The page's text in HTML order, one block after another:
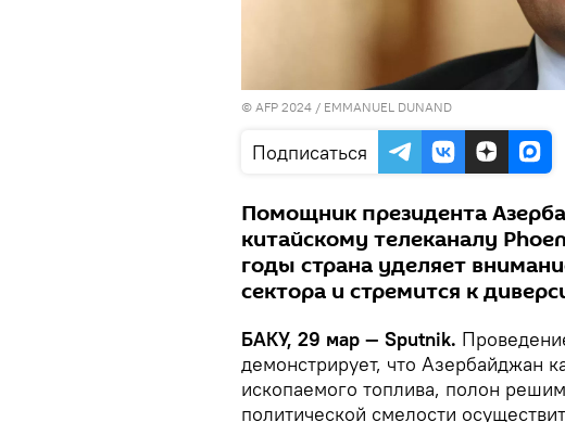
© AFP 2024 / EMMANUEL DUNAND
Подписаться
Помощник президента
китайскому телеканалу
годы страна уделяет
сектора и стремится к
БАКУ, 29 мар — Sputnik.
демонстрирует, что Азербайджан
ископаемого топлива, полон
политической смелости